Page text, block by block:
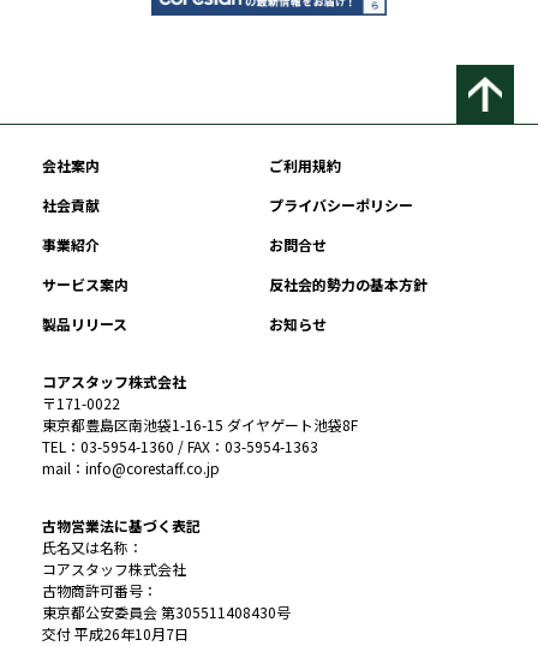
会社案内
ご利用規約
社会貢献
プライバシーポリシー
事業紹介
お問合せ
サービス案内
反社会的勢力の基本方針
製品リリース
お知らせ
コアスタッフ株式会社
〒171-0022
東京都豊島区南池袋1-16-15 ダイヤゲート池袋8F
TEL：03-5954-1360 / FAX：03-5954-1363
mail：info@corestaff.co.jp
古物営業法に基づく表記
氏名又は名称：
コアスタッフ株式会社
古物商許可番号：
東京都公安委員会 第305511408430号
交付 平成26年10月7日